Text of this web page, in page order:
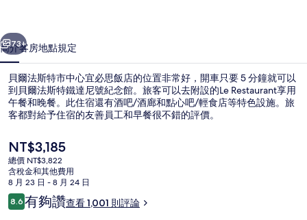
心
宜
必
思
店
的
相
個 下一個
73+
簡介客房地點規定
貝爾法斯特市中心宜必思飯店的位置非常好，開車只要 5 分鐘就可以
到貝爾法斯特鐵達尼號紀念館。旅客可以去附設的Le Restaurant享用
午餐和晚餐。此住宿還有酒吧/酒廊和點心吧/輕食店等特色設施。旅
客都對給予住宿的友善員工和早餐很不錯的評價。
目
前
的
價
格
是
NT$3,185
總價 NT$3,822
含稅金和其他費用
8 月 23 日 - 8 月 24 日
評
論
8.68.6 分，滿分 10 分，
有夠讚查看 1,001 則評論